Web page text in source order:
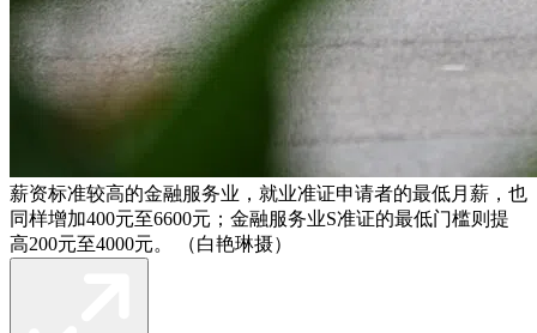
薪资标准较高的金融服务业，就业准证申请者的最低月薪，也
同样增加400元至6600元；金融服务业S准证的最低门槛则提
高200元至4000元。 （白艳琳摄）